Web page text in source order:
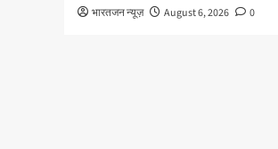
भारतजन न्यूज़ August 6, 2026 0